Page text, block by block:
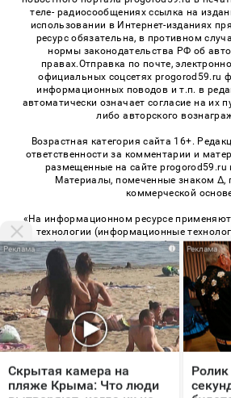
теле- радиосообщениях ссылка на
использовании в Интернет-изданиях
ресурс обязательна, в противном
нормы законодательства РФ об
правах.Отправка по почте,
официальных соцсетях progorod59.ru
информационных поводов и т.п. в
автоматически означает согласие на их
либо авторского
Возрастная категория сайта 16+.
ответственности за комментарии и
размещенные на сайте progorod59.ru
Материалы, помеченные знаком Δ,
коммерческой
«На информационном ресурсе
технологии (информационные
информации на основе сбора,
сведений, относящихся к
«Интернет», находящихся на
Федерации)». Правила применения
технологий в виджетах рекламно-
«Sparrow» (PDF)
© 2026 «Про Город Пермь» | Все
Возрастная категория
i
Скрытая камера на
пляже Крыма: Что люди